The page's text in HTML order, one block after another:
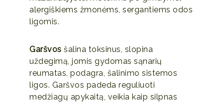
alergiškiems žmonėms, sergantiems odos
ligomis.
Garšvos šalina toksinus, slopina
uždegimą, jomis gydomas sąnarių
reumatas, podagra, šalinimo sistemos
ligos. Garšvos padeda reguliuoti
medžiagų apykaitą, veikia kaip silpnas